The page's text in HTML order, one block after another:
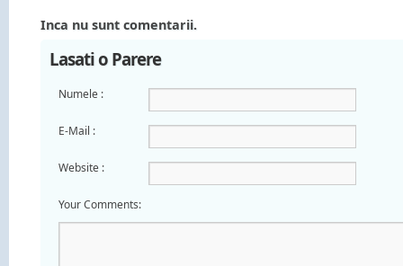
Inca nu sunt comentarii.
Lasati o Parere
Numele :
E-Mail :
Website :
Your Comments: